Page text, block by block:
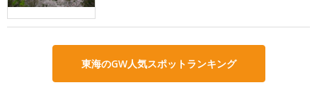
東海のGW人気スポットランキング